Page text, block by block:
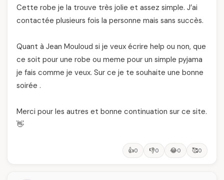
Cette robe je la trouve très jolie et assez simple. J’ai
contactée plusieurs fois la personne mais sans succès.
Quant à Jean Mouloud si je veux écrire help ou non, que
ce soit pour une robe ou meme pour un simple pyjama
je fais comme je veux. Sur ce je te souhaite une bonne
soirée .
Merci pour les autres et bonne continuation sur ce site.
👋
👍0 👎0 😂0 🥰0